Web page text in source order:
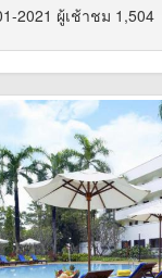
2021 ผู้เช้าชม 1,504